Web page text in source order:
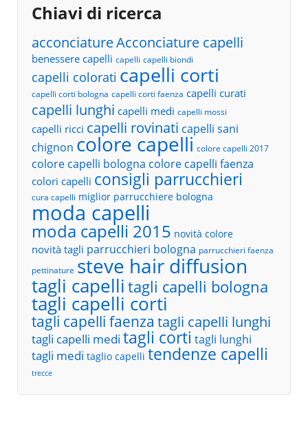
Chiavi di ricerca
acconciatureAcconciature capelli
benessere capelli capelli capelli biondi
capelli colorati capelli corti
capelli corti bologna capelli corti faenza capelli curati
capelli lunghi capelli medi capelli mossi
capelli ricci capelli rovinati capelli sani
chignon colore capelli colore capelli 2017
colore capelli bologna colore capelli faenza
colori capelli consigli parrucchieri
cura capelli miglior parrucchiere bologna
moda capelli
moda capelli 2015 novità colore
novità tagli parrucchieri bologna parrucchieri faenza
pettinature steve hair diffusion
tagli capelli tagli capelli bologna
tagli capelli corti
tagli capelli faenza tagli capelli lunghi
tagli capelli medi tagli corti tagli lunghi
tagli medi taglio capelli tendenze capelli
trecce